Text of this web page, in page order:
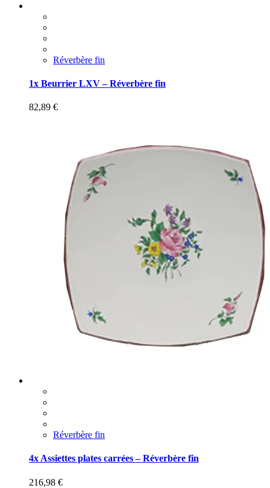
Réverbère fin
1x Beurrier LXV – Réverbère fin
82,89 €
Réverbère fin
4x Assiettes plates carrées – Réverbère fin
216,98 €